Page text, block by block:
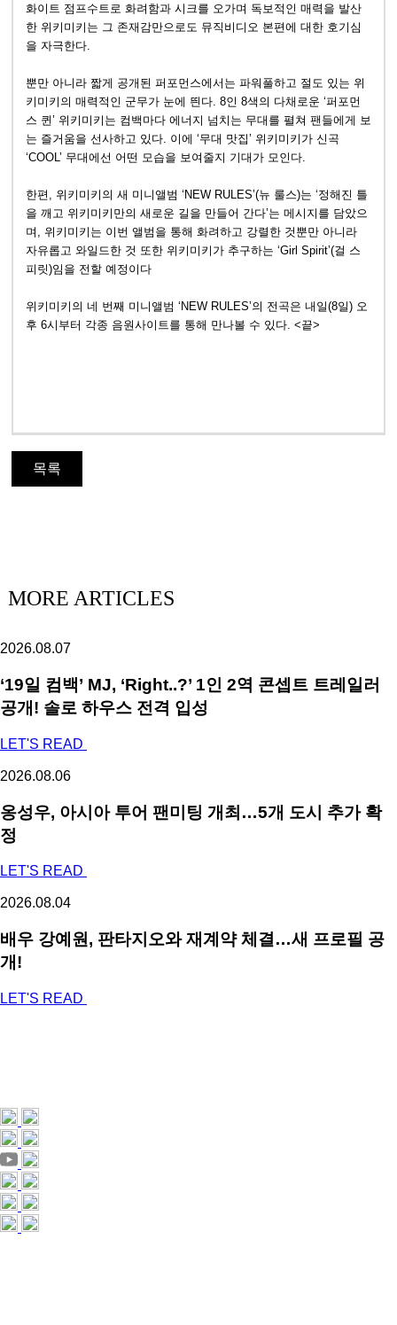
화이트 점프수트로 화려함과 시크를 오가며 독보적인 매력을 발산
한 위키미키는 그 존재감만으로도 뮤직비디오 본편에 대한 호기심
을 자극한다.
뿐만 아니라 짧게 공개된 퍼포먼스에서는 파워풀하고 절도 있는 위
키미키의 매력적인 군무가 눈에 띈다. 8인 8색의 다채로운 ‘퍼포먼
스 퀸’ 위키미키는 컴백마다 에너지 넘치는 무대를 펼쳐 팬들에게 보
는 즐거움을 선사하고 있다. 이에 ‘무대 맛집’ 위키미키가 신곡
‘COOL’ 무대에선 어떤 모습을 보여줄지 기대가 모인다.
한편, 위키미키의 새 미니앨범 ‘NEW RULES’(뉴 룰스)는 ‘정해진 틀
을 깨고 위키미키만의 새로운 길을 만들어 간다’는 메시지를 담았으
며, 위키미키는 이번 앨범을 통해 화려하고 강렬한 것뿐만 아니라
자유롭고 와일드한 것 또한 위키미키가 추구하는 ‘Girl Spirit’(걸 스
피릿)임을 전할 예정이다
위키미키의 네 번째 미니앨범 ‘NEW RULES’의 전곡은 내일(8일) 오
후 6시부터 각종 음원사이트를 통해 만나볼 수 있다. <끝>
목록
MORE ARTICLES
2026.08.07
‘19일 컴백’ MJ, ‘Right..?’ 1인 2역 콘셉트 트레일러
공개! 솔로 하우스 전격 입성
LET'S READ
2026.08.06
옹성우, 아시아 투어 팬미팅 개최…5개 도시 추가 확
정
LET'S READ
2026.08.04
배우 강예원, 판타지오와 재계약 체결…새 프로필 공
개!
LET'S READ